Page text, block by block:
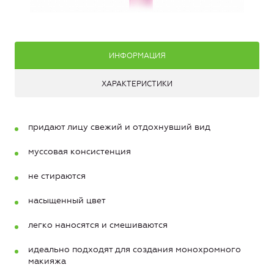
ИНФОРМАЦИЯ
ХАРАКТЕРИСТИКИ
придают лицу свежий и отдохнувший вид
муссовая консистенция
не стираются
насыщенный цвет
легко наносятся и смешиваются
идеально подходят для создания монохромного
макияжа